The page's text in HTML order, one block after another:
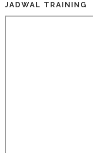
JADWAL TRAINING